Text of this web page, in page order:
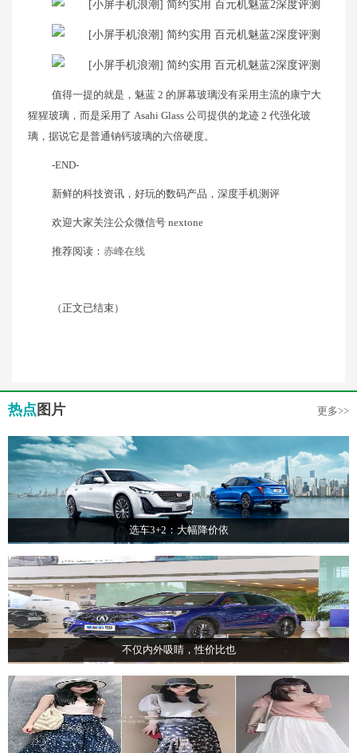
值得一提的就是，魅蓝 2 的屏幕玻璃没有采用主流的康宁大
猩猩玻璃，而是采用了 Asahi Glass 公司提供的龙迹 2 代强化玻
璃，据说它是普通钠钙玻璃的六倍硬度。
-END-
新鲜的科技资讯，好玩的数码产品，深度手机测评
欢迎大家关注公众微信号 nextone
推荐阅读： 赤峰在线
（正文已结束）
热点 图片 更多>>
选车3+2：大幅降价依
不仅内外吸睛，性价比也